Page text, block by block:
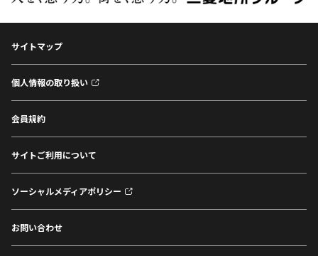
サイトマップ
個人情報の取り扱い
会員規約
サイトご利用について
ソーシャルメディアポリシー
お問い合わせ